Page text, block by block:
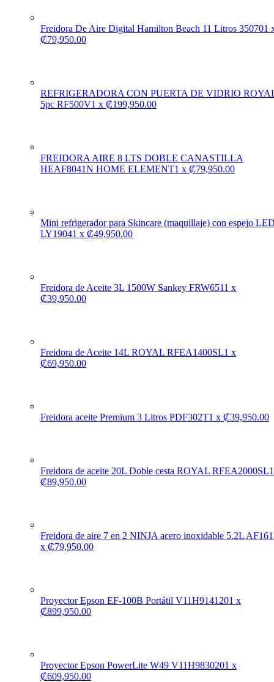
Freidora De Aire Digital Hamilton Beach 11 Litros 350701
₡79,950.00
REFRIGERADORA CON PUERTA DE VIDRIO
5pc RF500V1 x ₡199,950.00
FREIDORA AIRE 8 LTS DOBLE CANASTILLA
HEAF8041N HOME ELEMENT1 x ₡79,950.00
Mini refrigerador para Skincare (maquillaje) con espejo
LY19041 x ₡49,950.00
Freidora de Aceite 3L 1500W Sankey FRW6511 x
₡39,950.00
Freidora de Aceite 14L ROYAL RFEA1400SL1 x
₡69,950.00
Freidora aceite Premium 3 Litros PDF302T1 x ₡39,950.00
Freidora de aceite 20L Doble cesta ROYAL RFEA2000SL1
₡89,950.00
Freidora de aire 7 en 2 NINJA acero inoxidable 5.2L AF161
x ₡79,950.00
Proyector Epson EF-100B Portátil V11H9141201 x
₡899,950.00
Proyector Epson PowerLite W49 V11H9830201 x
₡609,950.00